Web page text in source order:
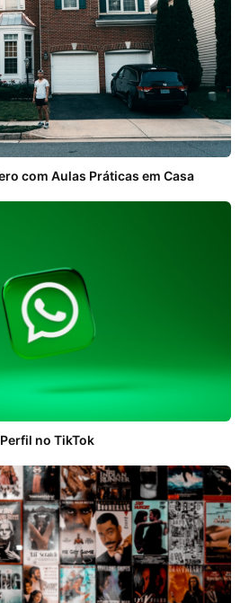
com Aulas Práticas em Casa
no TikTok